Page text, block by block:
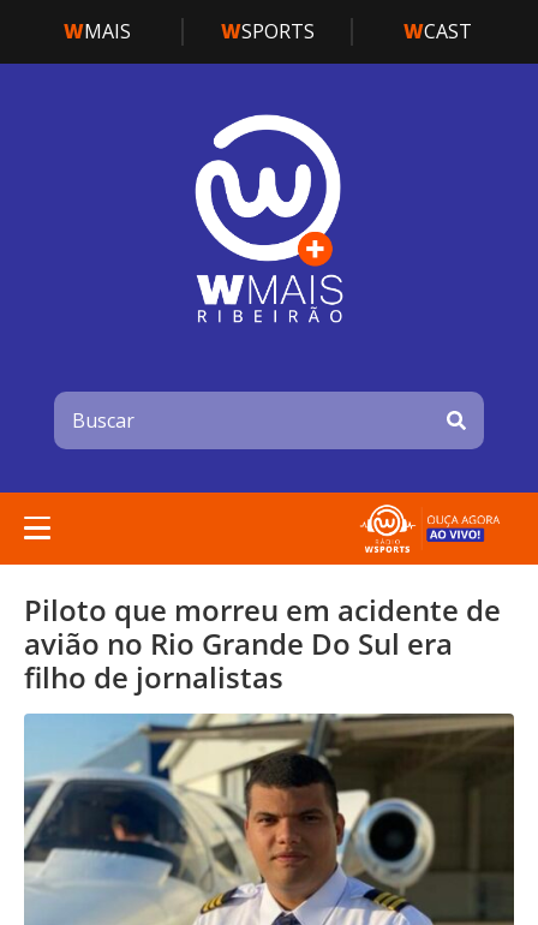
WMAIS WSPORTS WCAST
Piloto que morreu em acidente de
avião no Rio Grande Do Sul era
filho de jornalistas